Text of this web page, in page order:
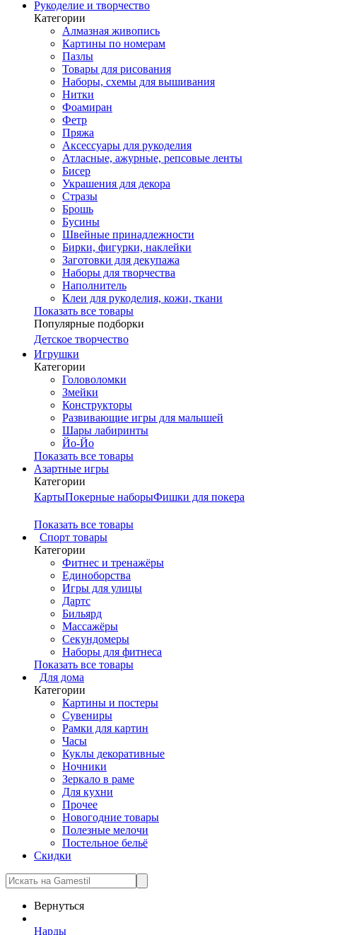
Рукоделие и творчество
Категории
Алмазная живопись
Картины по номерам
Пазлы
Товары для рисования
Наборы, схемы для вышивания
Нитки
Фоамиран
Фетр
Пряжа
Аксессуары для рукоделия
Атласные, ажурные, репсовые ленты
Бисер
Украшения для декора
Стразы
Брошь
Бусины
Швейные принадлежности
Бирки, фигурки, наклейки
Заготовки для декупажа
Наборы для творчества
Наполнитель
Клеи для рукоделия, кожи, ткани
Показать все товары
Популярные подборки
Детское творчество
Игрушки
Категории
Головоломки
Змейки
Конструкторы
Развивающие игры для малышей
Шары лабиринты
Йо-Йо
Показать все товары
Азартные игры
Категории
КартыПокерные наборыФишки для покера
Показать все товары
Cпорт товары
Категории
Фитнес и тренажёры
Единоборства
Игры для улицы
Дартс
Бильярд
Массажёры
Секундомеры
Наборы для фитнеса
Показать все товары
Для дома
Категории
Картины и постеры
Сувениры
Рамки для картин
Часы
Куклы декоративные
Ночники
Зеркало в раме
Для кухни
Прочее
Новогодние товары
Полезные мелочи
Постельное бельё
Скидки
Вернуться
Нарды